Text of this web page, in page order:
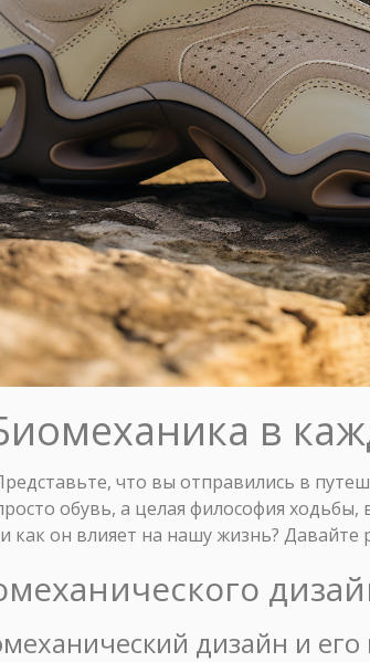
в
что вы отправились в
обувь, а целая философия
как он влияет на нашу жизнь? Давайте
дизайн и его